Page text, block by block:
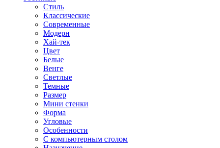
Стиль
Классические
Современные
Модерн
Хай-тек
Цвет
Белые
Венге
Светлые
Темные
Размер
Мини стенки
Форма
Угловые
Особенности
С компьютерным столом